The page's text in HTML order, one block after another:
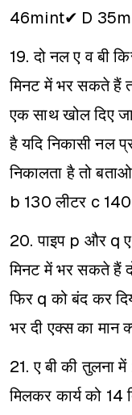
46mint✔ D
19. दो नल ए व बी
मिनट में भर सकते हैं
एक साथ खोल दिए
है यदि निकासी नल
निकालता है तो
b 130 लीटर c
20. पाइप p और q
मिनट में भर सकते हैं
फिर q को बंद कर
भर दी एक्स का मान
21. ए बी की तुलना में
मिलकर कार्य को 14